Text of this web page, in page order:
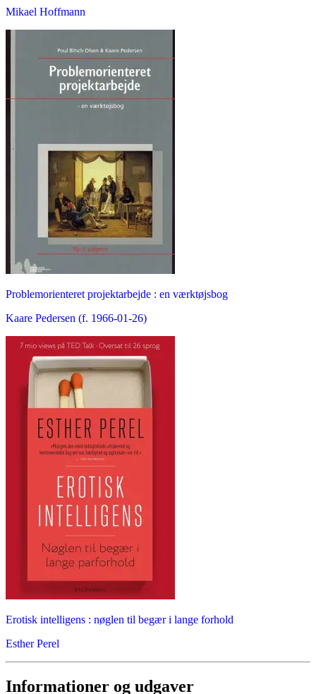
Mikael Hoffmann
Problemorienteret projektarbejde : en værktøjsbog
Kaare Pedersen (f. 1966-01-26)
Erotisk intelligens : nøglen til begær i lange forhold
Esther Perel
Informationer og udgaver